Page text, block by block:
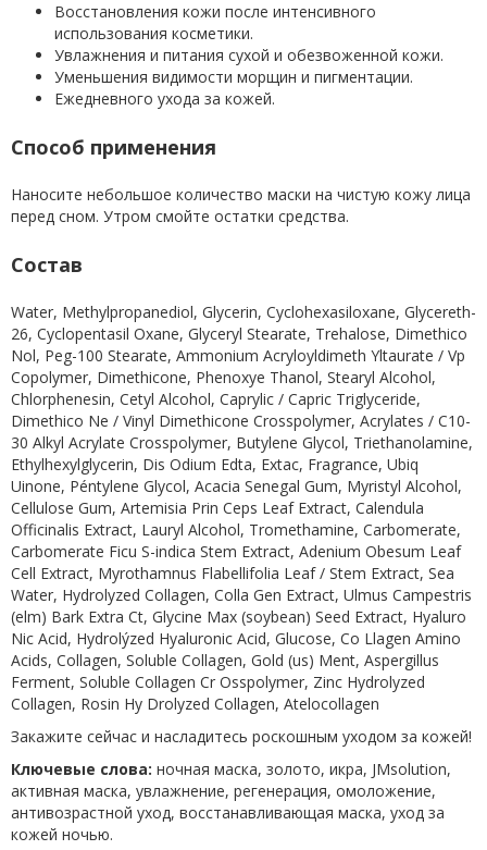
Восстановления кожи после интенсивного
использования косметики.
Увлажнения и питания сухой и обезвоженной кожи.
Уменьшения видимости морщин и пигментации.
Ежедневного ухода за кожей.
Способ применения
Наносите небольшое количество маски на чистую кожу лица
перед сном. Утром смойте остатки средства.
Состав
Water, Methylpropanediol, Glycerin, Cyclohexasiloxane, Glycereth-
26, Cyclopentasil Oxane, Glyceryl Stearate, Trehalose, Dimethico
Nol, Peg-100 Stearate, Ammonium Acryloyldimeth Yltaurate / Vp
Copolymer, Dimethicone, Phenoxye Thanol, Stearyl Alcohol,
Chlorphenesin, Cetyl Alcohol, Caprylic / Capric Triglyceride,
Dimethico Ne / Vinyl Dimethicone Crosspolymer, Acrylates / C10-
30 Alkyl Acrylate Crosspolymer, Butylene Glycol, Triethanolamine,
Ethylhexylglycerin, Dis Odium Edta, Extac, Fragrance, Ubiq
Uinone, Péntylene Glycol, Acacia Senegal Gum, Myristyl Alcohol,
Cellulose Gum, Artemisia Prin Ceps Leaf Extract, Calendula
Officinalis Extract, Lauryl Alcohol, Tromethamine, Carbomerate,
Carbomerate Ficu S-indica Stem Extract, Adenium Obesum Leaf
Cell Extract, Myrothamnus Flabellifolia Leaf / Stem Extract, Sea
Water, Hydrolyzed Collagen, Colla Gen Extract, Ulmus Campestris
(elm) Bark Extra Ct, Glycine Max (soybean) Seed Extract, Hyaluro
Nic Acid, Hydrolýzed Hyaluronic Acid, Glucose, Co Llagen Amino
Acids, Collagen, Soluble Collagen, Gold (us) Ment, Aspergillus
Ferment, Soluble Collagen Cr Osspolymer, Zinc Hydrolyzed
Collagen, Rosin Hy Drolyzed Collagen, Atelocollagen
Закажите сейчас и насладитесь роскошным уходом за кожей!
Ключевые слова: ночная маска, золото, икра, JMsolution,
активная маска, увлажнение, регенерация, омоложение,
антивозрастной уход, восстанавливающая маска, уход за
кожей ночью.